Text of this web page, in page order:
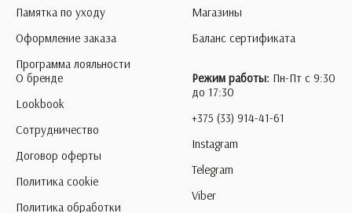
Памятка по уходу
Оформление заказа
Программа лояльности
Магазины
Баланс сертификата
О бренде
Lookbook
Сотрудничество
Договор оферты
Политика cookie
Политика обработки
Режим работы: Пн-Пт с 9:30
до 17:30
+375 (33) 914-41-61
Instagram
Telegram
Viber